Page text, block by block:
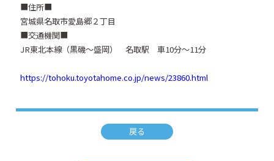
■住所■
宮城県名取市愛島郷２丁目
■交通機関■
JR東北本線（黒磯～盛岡） 名取駅 車10分～11分
https://tohoku.toyotahome.co.jp/news/23860.html
戻る